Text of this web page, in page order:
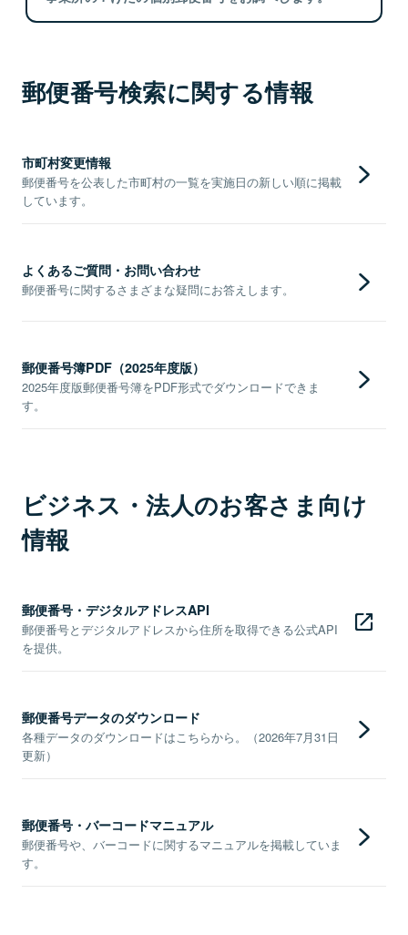
郵便番号検索に関する情報
市町村変更情報
郵便番号を公表した市町村の一覧を実施日の新しい順に掲載
しています。
よくあるご質問・お問い合わせ
郵便番号に関するさまざまな疑問にお答えします。
郵便番号簿PDF（2025年度版）
2025年度版郵便番号簿をPDF形式でダウンロードできま
す。
ビジネス・法人のお客さま向け
情報
郵便番号・デジタルアドレスAPI
郵便番号とデジタルアドレスから住所を取得できる公式API
を提供。
郵便番号データのダウンロード
各種データのダウンロードはこちらから。（2026年7月31日
更新）
郵便番号・バーコードマニュアル
郵便番号や、バーコードに関するマニュアルを掲載していま
す。